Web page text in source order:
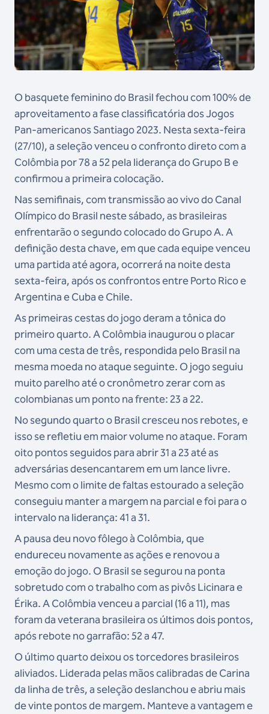
O basquete feminino do Brasil fechou com 100% de
aproveitamento a fase classificatória dos Jogos
Pan-americanos Santiago 2023. Nesta sexta-feira
(27/10), a seleção venceu o confronto direto com a
Colômbia por 78 a 52 pela liderança do Grupo B e
confirmou a primeira colocação.
Nas semifinais, com transmissão ao vivo do Canal
Olímpico do Brasil neste sábado, as brasileiras
enfrentarão o segundo colocado do Grupo A. A
definição desta chave, em que cada equipe venceu
uma partida até agora, ocorrerá na noite desta
sexta-feira, após os confrontos entre Porto Rico e
Argentina e Cuba e Chile.
As primeiras cestas do jogo deram a tônica do
primeiro quarto. A Colômbia inaugurou o placar
com uma cesta de três, respondida pelo Brasil na
mesma moeda no ataque seguinte. O jogo seguiu
muito parelho até o cronômetro zerar com as
colombianas um ponto na frente: 23 a 22.
No segundo quarto o Brasil cresceu nos rebotes, e
isso se refletiu em maior volume no ataque. Foram
oito pontos seguidos para abrir 31 a 23 até as
adversárias desencantarem em um lance livre.
Mesmo com o limite de faltas estourado a seleção
conseguiu manter a margem na parcial e foi para o
intervalo na liderança: 41 a 31.
A pausa deu novo fôlego à Colômbia, que
endureceu novamente as ações e renovou a
emoção do jogo. O Brasil se segurou na ponta
sobretudo com o trabalho com as pivôs Licinara e
Érika. A Colômbia venceu a parcial (16 a 11), mas
foram da veterana brasileira os últimos dois pontos,
após rebote no garrafão: 52 a 47.
O último quarto deixou os torcedores brasileiros
aliviados. Liderada pelas mãos calibradas de Carina
da linha de três, a seleção deslanchou e abriu mais
de vinte pontos de margem. Manteve a vantagem e